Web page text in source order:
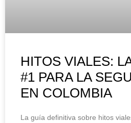
HITOS VIALES:
#1 PARA LA
EN COLOMBIA
La guía definitiva sobre hitos